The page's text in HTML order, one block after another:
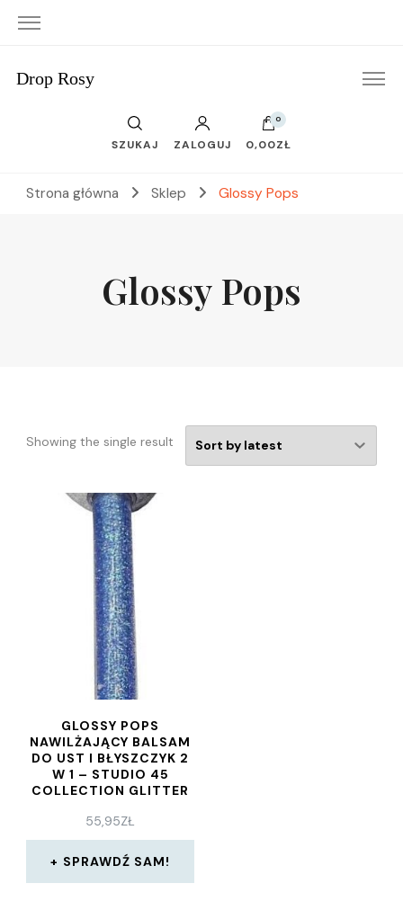
Drop Rosy
SZUKAJ ZALOGUJ
0
0,00ZŁ
Strona główna Sklep Glossy Pops
Glossy Pops
Showing the single result
GLOSSY POPS
NAWILŻAJĄCY BALSAM
DO UST I BŁYSZCZYK 2
W 1 – STUDIO 45
COLLECTION GLITTER
SILVER STAR
55,95ZŁ
SPRAWDŹ SAM!